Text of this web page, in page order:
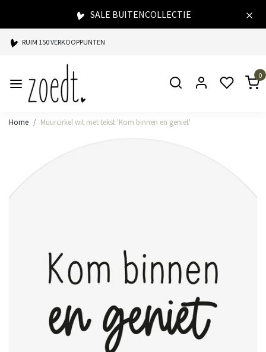
SALE BUITENCOLLECTIE
RUIM 150 VERKOOPPUNTEN
SPAARPUNTEN BIJ ELKE AANKOOP
SNELLE LEVERING
0
Home Muurcirkel wit met tekst 'Kom binnen en geniet'